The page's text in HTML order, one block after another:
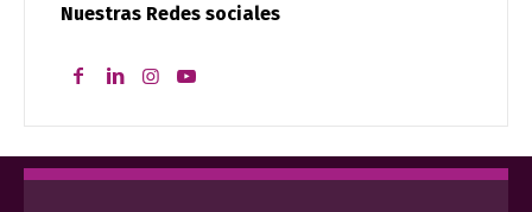
Nuestras Redes sociales